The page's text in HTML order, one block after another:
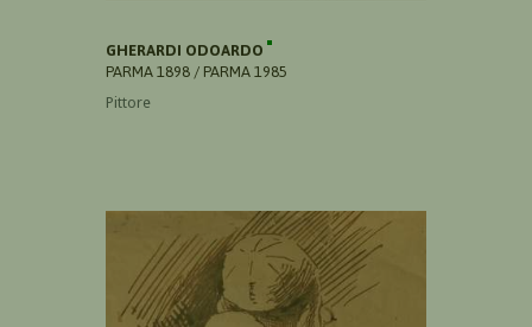
GHERARDI ODOARDO
PARMA 1898 / PARMA 1985
Pittore